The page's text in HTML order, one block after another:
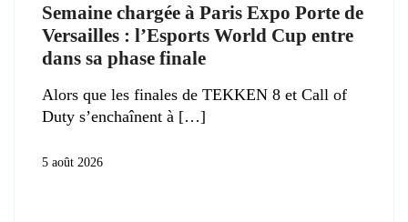
Semaine chargée à Paris Expo Porte de
Versailles : l’Esports World Cup entre
dans sa phase finale
Alors que les finales de TEKKEN 8 et Call of
Duty s’enchaînent à
5 août 2026